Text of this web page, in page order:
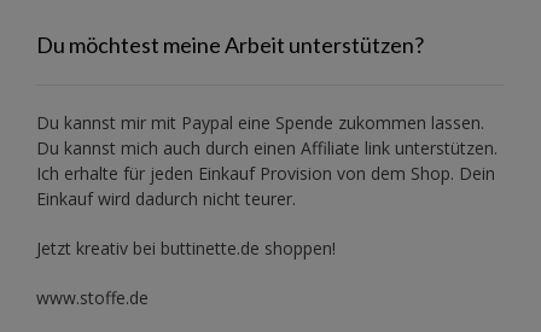
Du möchtest meine Arbeit unterstützen?
Du kannst mir mit Paypal eine Spende zukommen lassen.
Du kannst mich auch durch einen Affiliate link unterstützen.
Ich erhalte für jeden Einkauf Provision von dem Shop. Dein
Einkauf wird dadurch nicht teurer.
Jetzt kreativ bei buttinette.de shoppen!
www.stoffe.de